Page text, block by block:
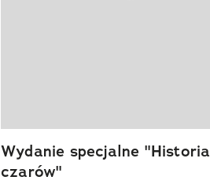
Wydanie specjalne "Historia
czarów"